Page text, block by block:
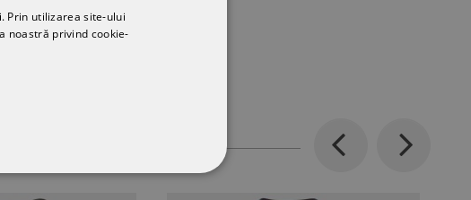
Previous Next
Prin utilizarea site-ului
noastră privind cookie-
DE FUNCŢIONALITATE